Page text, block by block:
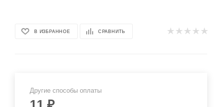
В ИЗБРАННОЕ СРАВНИТЬ
Другие способы оплаты